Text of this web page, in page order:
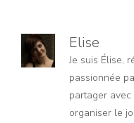
Elise
Je suis Élise,
passionnée
partager
organiser le